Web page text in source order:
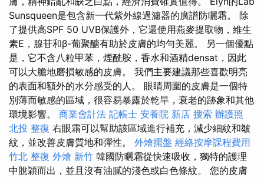
Sunsqueen是包含新一代紫外線過濾器的廣譜防曬霜。 除
了提供高SPF 50 UVB保護外，它還使用燕麥提取物，維生
素E，腺苷和β-葡聚醣有助於皮膚的均勻美麗。 另一個優點
是，它不含八粒甲苯，煙酰胺，香水和酒精densat，因此
可以大膽地磨損敏感的皮膚。 我們主要建議那些喜歡明亮
的表面和額外的水分感受的人。 眼睛周圍的皮膚是一個特
別薄而敏感的區域，很容易暴露於乾旱，衰老的跡象和其他
環境影響。 商業會計法 記帳士 安養院 新店 搜索 辦護照
北投 整復 右眼霜可以幫助該區域進行補充，減少細紋和皺
紋，並改善皮膚質地和彈性。 外燴擺盤 經絡按摩課程費用
竹北 整復 外燴 新竹 韓國防曬霜從快速吸收，獨特的護理
中脫穎而出，並且沒有油膩的淺色或白色條紋。 您的皮膚